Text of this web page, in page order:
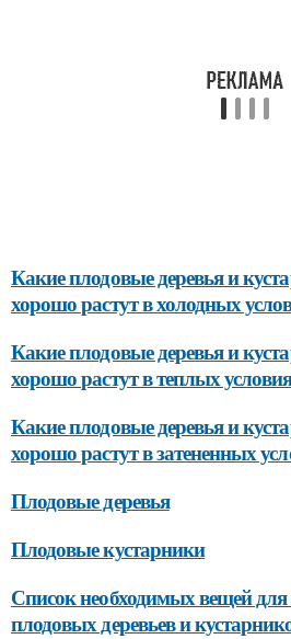
Какие плодовые деревья и
хорошо растут в холодных
Какие плодовые деревья и
хорошо растут в теплых
Какие плодовые деревья и
хорошо растут в затененных
Плодовые деревья
Плодовые кустарники
Список необходимых вещей
плодовых деревьев и